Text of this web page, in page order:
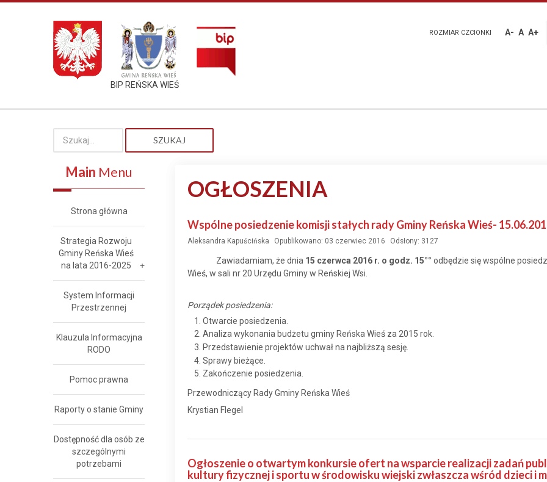
BIP REŃSKA WIEŚ
ROZMIAR CZCIONKI A- A A+
SZUKAJ
OGŁOSZENIA
Wspólne posiedzenie komisji stałych rady Gminy Reńska Wieś-
Aleksandra Kapuścińska Opublikowano: 03 czerwiec 2016 Odsłony: 3127
Zawiadamiam, że dnia 15 czerwca 2016 r. o godz. 15°°odbędzie się wspólne
Wieś, w sali nr 20 Urzędu Gminy w Reńskiej Wsi.
Porządek posiedzenia:
Otwarcie posiedzenia.
Analiza wykonania budżetu gminy Reńska Wieś za 2015 rok.
Przedstawienie projektów uchwał na najbliższą sesję.
Sprawy bieżące.
Zakończenie posiedzenia.
Przewodniczący Rady Gminy Reńska Wieś
Krystian Flegel
Ogłoszenie o otwartym konkursie ofert na wsparcie realizacji zadań
kultury fizycznej i sportu w środowisku wiejski zwłaszcza wśród dzieci i
Main Menu
Strona główna
Strategia Rozwoju
Gminy Reńska Wieś
na lata 2016-2025
System Informacji
Przestrzennej
Klauzula Informacyjna
RODO
Pomoc prawna
Raporty o stanie Gminy
Dostępność dla osób ze
szczególnymi
potrzebami